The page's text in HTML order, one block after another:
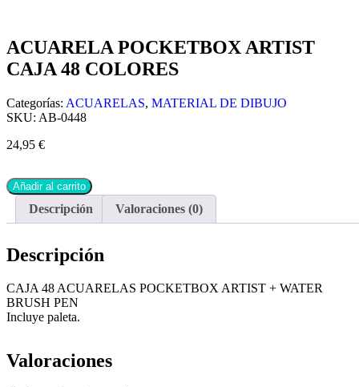
ACUARELA POCKETBOX ARTIST
CAJA 48 COLORES
Categorías: ACUARELAS, MATERIAL DE DIBUJO
SKU: AB-0448
24,95 €
Añadir al carrito
Descripción Valoraciones (0)
Descripción
CAJA 48 ACUARELAS POCKETBOX ARTIST + WATER
BRUSH PEN
Incluye paleta.
Valoraciones